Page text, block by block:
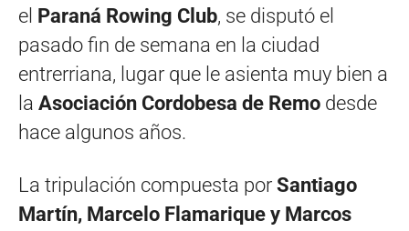
el Paraná Rowing Club, se disputó el
pasado fin de semana en la ciudad
entrerriana, lugar que le asienta muy bien a
la Asociación Cordobesa de Remo desde
hace algunos años.
La tripulación compuesta por Santiago
Martín, Marcelo Flamarique y Marcos